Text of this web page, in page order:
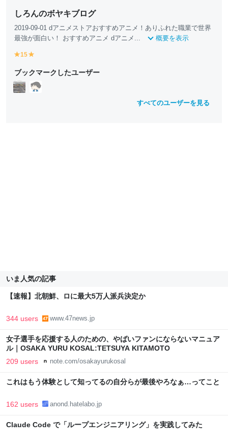
しろんのボヤキブログ
2019-09-01 dアニメストアおすすめアニメ！ありふれた職業で世界
最強が面白い！ おすすめアニメ dアニメ...
概要を表示
y
ll
o
w
15
ll
o
w
ブックマークしたユーザー
すべてのユーザーを見る
いま人気の記事
【速報】北朝鮮、ロに最大5万人派兵決定か
344 users www.47news.jp
女子選手を応援する人のための、やばいファンにならないマニュア
ル｜OSAKA YURU KOSAL:TETSUYA KITAMOTO
209 users note.com/osakayurukosal
これはもう体験として知ってるの自分らが最後やろなぁ…ってこと
162 users anond.hatelabo.jp
Claude Code で「ループエンジニアリング」を実践してみた